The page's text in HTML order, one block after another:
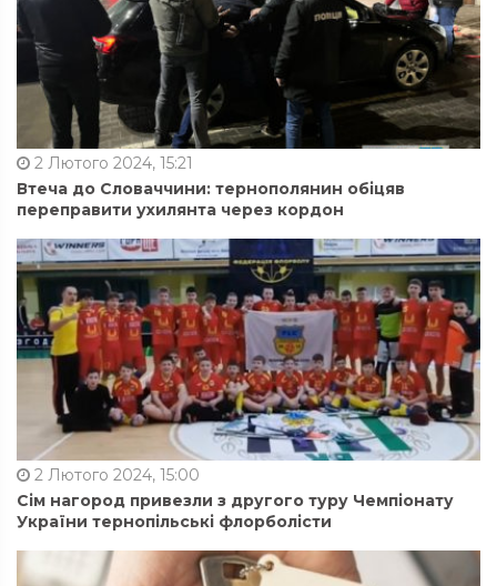
2 Лютого 2024, 15:21
Втеча до Словаччини: тернополянин обіцяв
переправити ухилянта через кордон
2 Лютого 2024, 15:00
Сім нагород привезли з другого туру Чемпіонату
України тернопільські флорболісти